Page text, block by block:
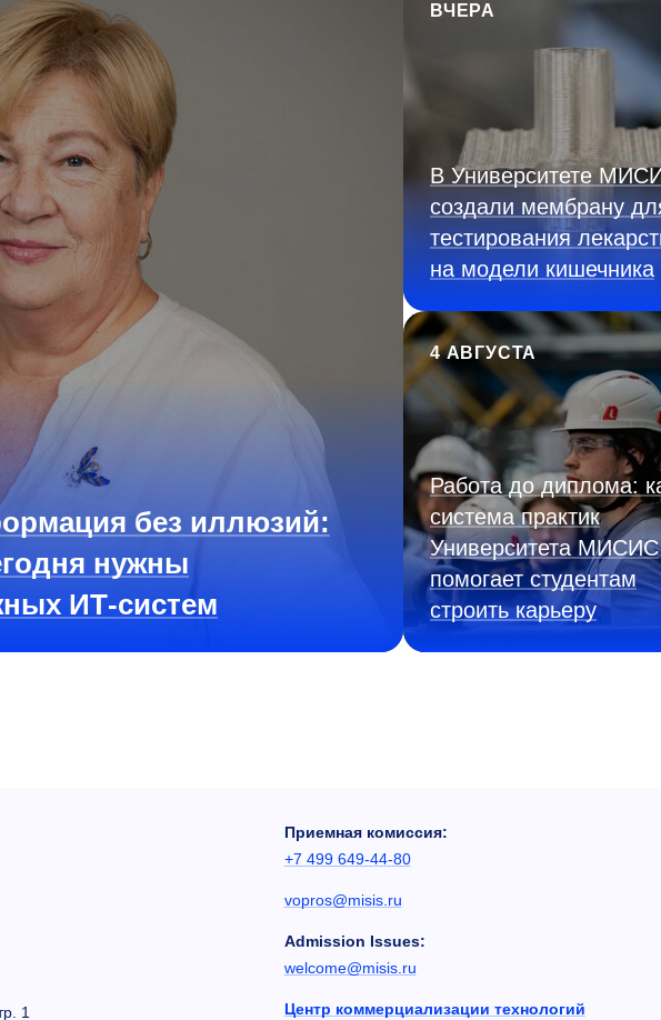
без иллюзий:
нужны
ИТ-систем
ВЧЕРА
В Университете
создали мембрану
тестирования
на модели кишечника
4 АВГУСТА
Работа до диплома:
система практик
Университета МИСИС
помогает студентам
строить карьеру
1
Приемная комиссия:
+7 499 649-44-80
vopros@misis.ru
Admission Issues:
welcome@misis.ru
Центр коммерциализации технологий